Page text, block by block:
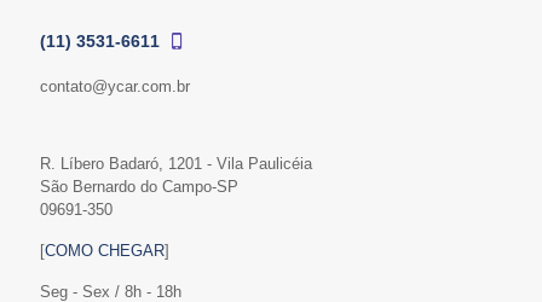
(11) 3531-6611
contato@ycar.com.br
R. Líbero Badaró, 1201 - Vila Paulicéia
São Bernardo do Campo-SP
09691-350
[COMO CHEGAR]
Seg - Sex / 8h - 18h